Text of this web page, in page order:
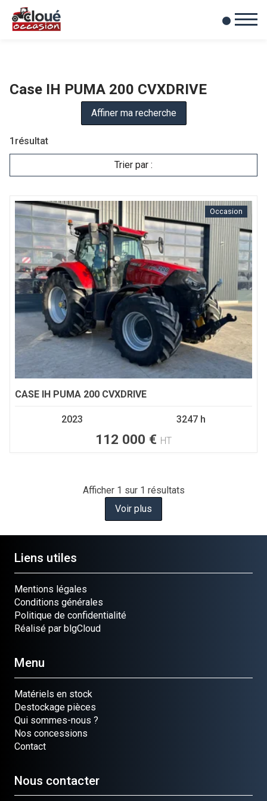
Mes favoris
0
Case IH PUMA 200 CVXDRIVE
1 résultat
Trier par :
Affiner ma recherche
Occasion
CASE IH PUMA 200 CVXDRIVE
2023 3247 h
112 000 € HT
Afficher 1 sur 1 résultats
Voir plus
Liens utiles
Mentions légales
Conditions générales
Politique de confidentialité
Réalisé par blgCloud
Menu
Matériels en stock
Destockage pièces
Qui sommes-nous ?
Nos concessions
Contact
Nous contacter